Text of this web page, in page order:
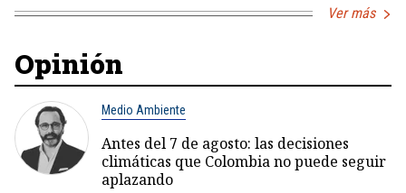
Ver más
Opinión
Medio Ambiente
Antes del 7 de agosto: las decisiones
climáticas que Colombia no puede seguir
aplazando